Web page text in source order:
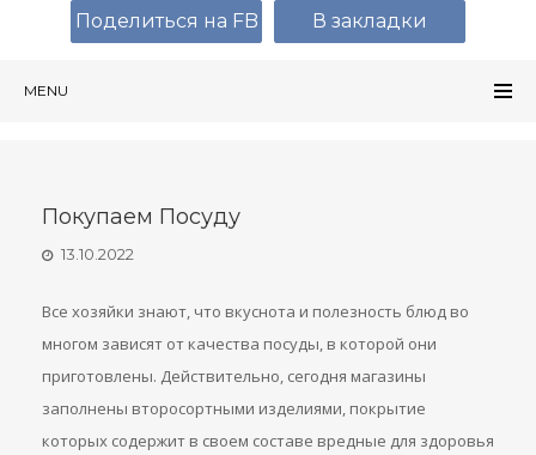
MENU
Покупаем Посуду
13.10.2022
Все хозяйки знают, что вкуснота и полезность блюд во
многом зависят от качества посуды, в которой они
приготовлены. Действительно, сегодня магазины
заполнены второсортными изделиями, покрытие
которых содержит в своем составе вредные для здоровья
Поделиться на FB В закладки